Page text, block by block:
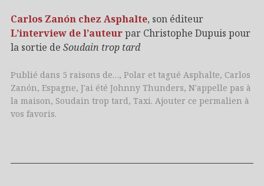
Carlos Zanón chez Asphalte, son éditeur
L’interview de l’auteurpar Christophe Dupuis pour
la sortie de Soudain trop tard
Publié dans 5 raisons de…, Polar et tagué Asphalte, Carlos
Zanón, Espagne, J'ai été Johnny Thunders, N'appelle pas à
la maison, Soudain trop tard, Taxi. Ajouter ce permalien à
vos favoris.